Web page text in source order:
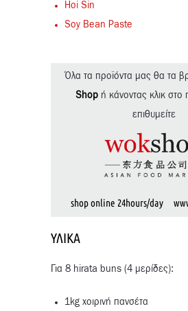
Hoi Sin
Soy Bean Paste
Όλα τα προϊόντα μας θα τα
Shop ή κάνοντας κλικ στο
επιθυμείτε
shop online 24hours/day
ΥΛΙΚΆ
Για 8 hirata buns (4 μερίδες):
1kg χοιρινή πανσέτα